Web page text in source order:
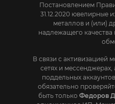
Постановлением
31.12.2020 ювелирные
металлов и (или)
надлежащего качества
В связи с активизацией
сетях и
поддельных
обязательно
быть только Федоров